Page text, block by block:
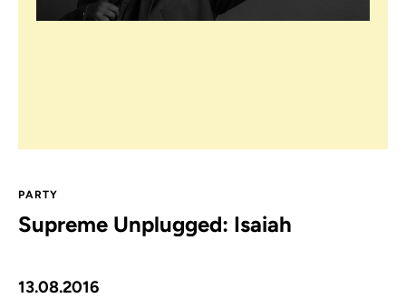
PARTY
Supreme Unplugged: Isaiah
13.08.2016